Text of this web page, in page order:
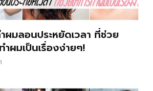
ผมลอนประหยัดเวลา ที่ช่วย
ำผมเป็นเรื่องง่ายๆ!